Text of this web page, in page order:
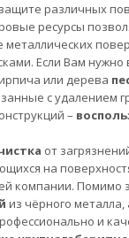
различных
ресурсы
металлических
Если Вам нужно
или дерева
с удалением
–
от
на
компании. Помимо
из чёрного
и